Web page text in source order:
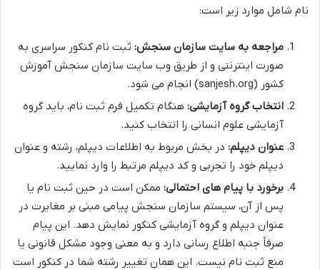
نام شامل موارد زیر است:
مراجعه به سایت سازمان سنجش: ثبت نام کنکور سراسری به
صورت اینترنتی و از طریق وب سایت سازمان سنجش آموزش
کشور (sanjesh.org) انجام می شود.
انتخاب گروه آزمایشی: هنگام تکمیل فرم ثبت نام، باید گروه
آزمایشی علوم انسانی را انتخاب کنید.
عنوان دیپلم: در بخش مربوط به اطلاعات دیپلم، رشته و عنوان
دیپلم خود را تجربی و کد دیپلم مرتبط را وارد نمایید.
برخورد با پیام های احتمالی: ممکن است در حین ثبت نام یا
پس از آن، سیستم سازمان سنجش پیامی مبنی بر مغایرت در
عنوان دیپلم و گروه آزمایشی کنکور نمایش دهد. این پیام
صرفاً جنبه اطلاع رسانی دارد و به معنی وجود مشکل قانونی یا
منع ثبت نام نیست. این همان تغییر رشته شما در کنکور است